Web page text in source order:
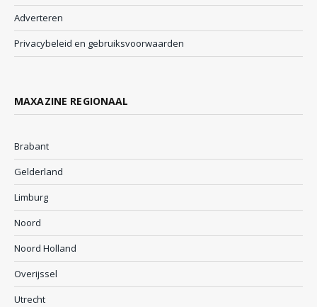
Adverteren
Privacybeleid en gebruiksvoorwaarden
MAXAZINE REGIONAAL
Brabant
Gelderland
Limburg
Noord
Noord Holland
Overijssel
Utrecht